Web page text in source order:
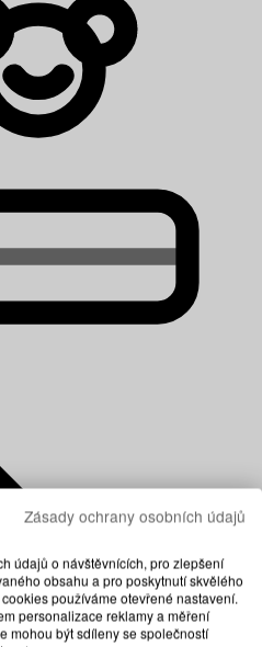
Zásady ochrany osobních údajů
údajů o návštěvnících, pro zlepšení
obsahu a pro poskytnutí skvělého
používáme otevřené nastavení.
personalizace reklamy a měření
mohou být sdíleny se společností